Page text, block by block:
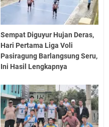
Sempat Diguyur Hujan Deras,
Hari Pertama Liga Voli
Pasiragung Barlangsung Seru,
Ini Hasil Lengkapnya